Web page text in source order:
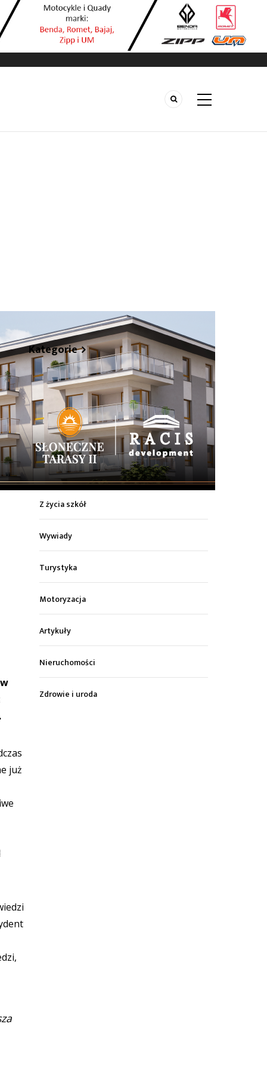
już
Kategorie
Z życia miasta
Sport
Kultura
Wiadomości z regionu
Z życia szkół
Wywiady
Turystyka
Motoryzacja
Artykuły
Nieruchomości
Zdrowie i uroda